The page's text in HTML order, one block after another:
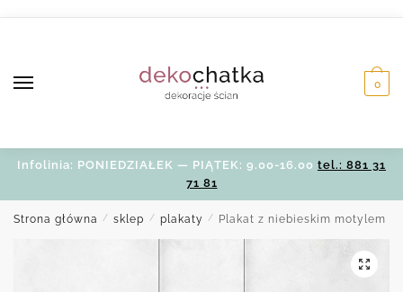
0
Infolinia: PONIEDZIAŁEK — PIĄTEK: 9.00-16.00 tel.: 881 31
71 81
Strona główna / sklep / plakaty / Plakat z niebieskim motylem